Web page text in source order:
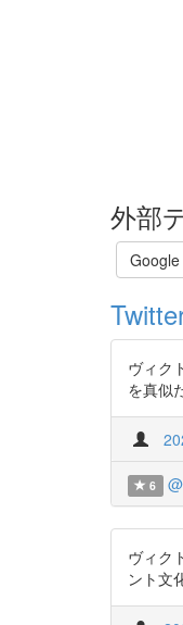
外部
ヴィク
を真似
6
ヴィク
ント文